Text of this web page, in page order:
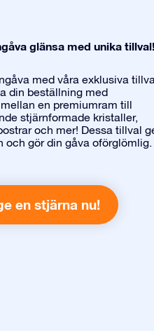
glänsa med unika tillval!
med våra exklusiva
din beställning med
en premiumram till
stjärnformade kristaller,
och mer! Dessa tillval
och gör din gåva oförglömlig.
en stjärna nu!